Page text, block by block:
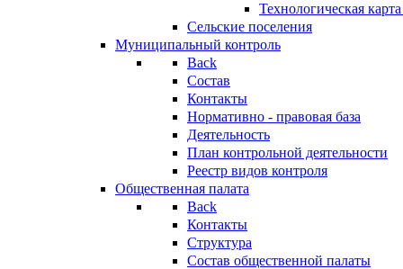
Технологическая
Сельские поселения
Муниципальный контроль
Back
Состав
Контакты
Нормативно - правовая база
Деятельность
План контрольной деятельности
Реестр видов контроля
Общественная палата
Back
Контакты
Структура
Состав общественной палаты